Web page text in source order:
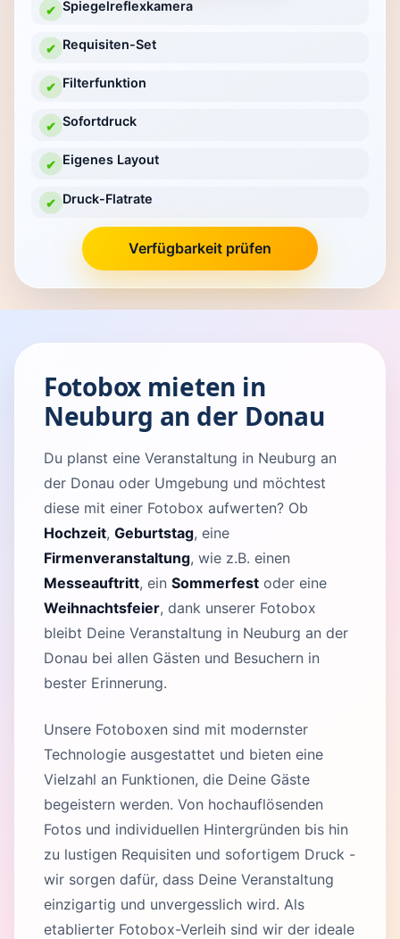
✔ Spiegelreflexkamera
✔ Requisiten-Set
✔ Filterfunktion
✔ Sofortdruck
✔ Eigenes Layout
✔ Druck-Flatrate
Verfügbarkeit prüfen
Fotobox mieten in
Neuburg an der Donau
Du planst eine Veranstaltung in Neuburg an
der Donau oder Umgebung und möchtest
diese mit einer Fotobox aufwerten? Ob
Hochzeit, Geburtstag, eine
Firmenveranstaltung, wie z.B. einen
Messeauftritt, ein Sommerfest oder eine
Weihnachtsfeier, dank unserer Fotobox
bleibt Deine Veranstaltung in Neuburg an der
Donau bei allen Gästen und Besuchern in
bester Erinnerung.
Unsere Fotoboxen sind mit modernster
Technologie ausgestattet und bieten eine
Vielzahl an Funktionen, die Deine Gäste
begeistern werden. Von hochauflösenden
Fotos und individuellen Hintergründen bis hin
zu lustigen Requisiten und sofortigem Druck -
wir sorgen dafür, dass Deine Veranstaltung
einzigartig und unvergesslich wird. Als
etablierter Fotobox-Verleih sind wir der ideale